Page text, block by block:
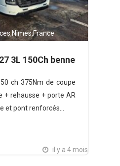
3L 150Ch benne
il y a 4 mois
,Nîmes,France
ch 375Nm de coupe
+ rehausse + porte AR
et pont renforcés...